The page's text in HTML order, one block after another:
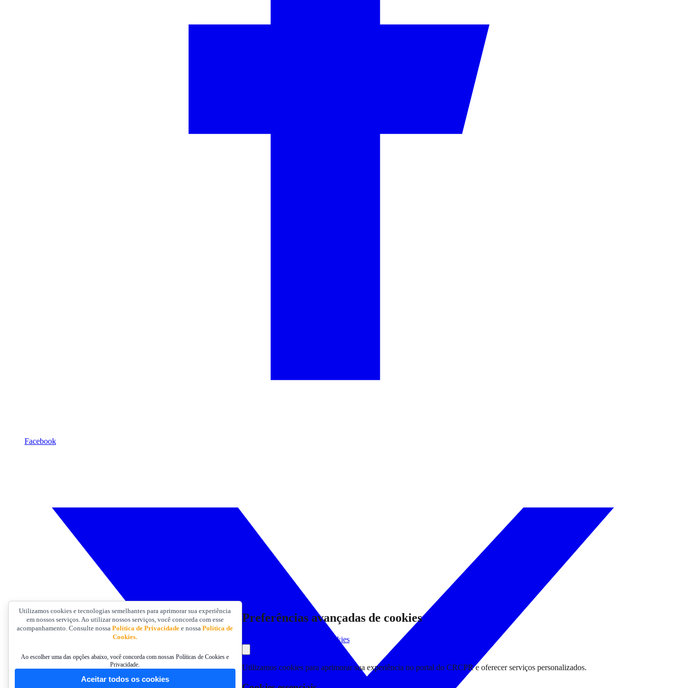
Facebook
Utilizamos cookies e tecnologias semelhantes para aprimorar sua experiência
em nossos serviços. Ao utilizar nossos serviços, você concorda com esse
acompanhamento. Consulte nossaPolítica de Privacidade e nossaPolítica de
Cookies.
Ao escolher uma das opções abaixo, você concorda com nossas Políticas de Cookies e
Privacidade.
Aceitar todos os cookies
Preferências avançadas de cookies
Consultar Declaração de Cookies
Utilizamos cookies para aprimorar sua experiência no portal do CRCPR e oferecer serviços personalizados.